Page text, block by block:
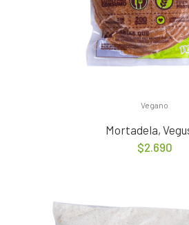
Vegano
Mortadela,
$2.690